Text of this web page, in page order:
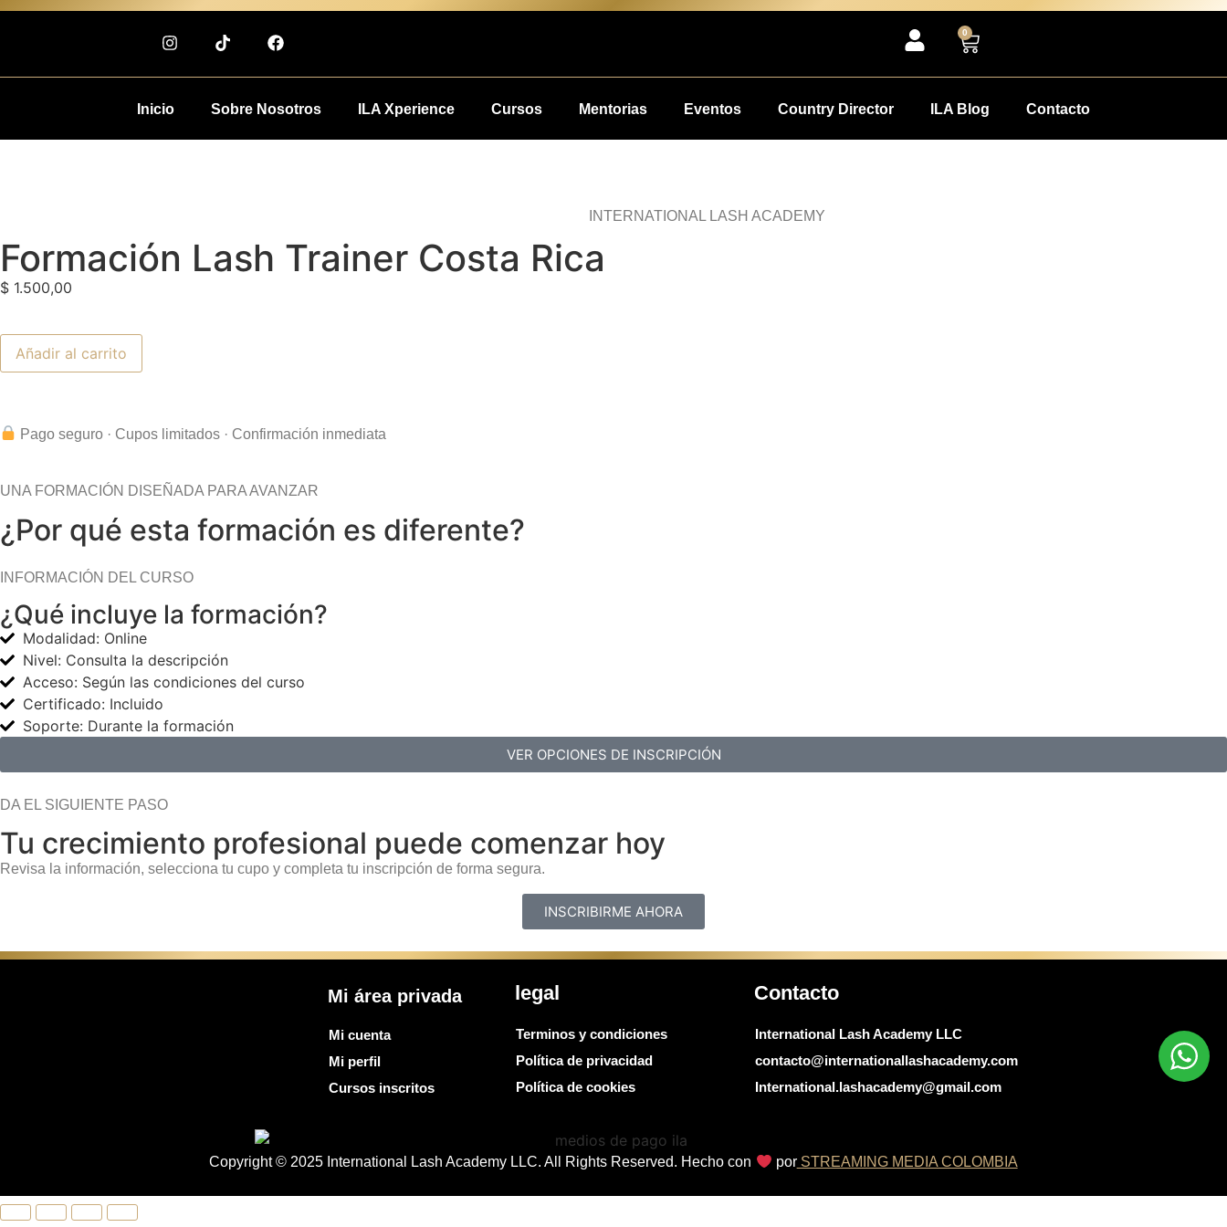
0
Inicio Sobre Nosotros ILA Xperience Cursos Mentorias Eventos Country Director ILA Blog Contacto
INTERNATIONAL LASH ACADEMY
Formación Lash Trainer Costa Rica
$ 1.500,00
Añadir al carrito
Pago seguro · Cupos limitados · Confirmación inmediata
UNA FORMACIÓN DISEÑADA PARA AVANZAR
¿Por qué esta formación es diferente?
INFORMACIÓN DEL CURSO
¿Qué incluye la formación?
Modalidad: Online
Nivel: Consulta la descripción
Acceso: Según las condiciones del curso
Certificado: Incluido
Soporte: Durante la formación
VER OPCIONES DE INSCRIPCIÓN
DA EL SIGUIENTE PASO
Tu crecimiento profesional puede comenzar hoy
Revisa la información, selecciona tu cupo y completa tu inscripción de forma segura.
INSCRIBIRME AHORA
Mi área privada
Mi cuenta
Mi perfil
Cursos inscritos
legal
Terminos y condiciones
Política de privacidad
Política de cookies
Contacto
International Lash Academy LLC
contacto@internationallashacademy.com
International.lashacademy@gmail.com
Copyright © 2025 International Lash Academy LLC. All Rights Reserved. Hecho con porSTREAMING MEDIA COLOMBIA